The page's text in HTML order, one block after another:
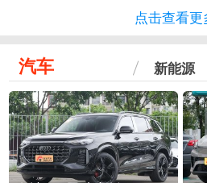
点击查看更
汽车 新能源